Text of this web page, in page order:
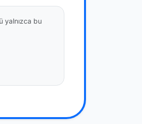
yalnızca bu